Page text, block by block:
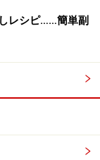
レシピ……簡単副